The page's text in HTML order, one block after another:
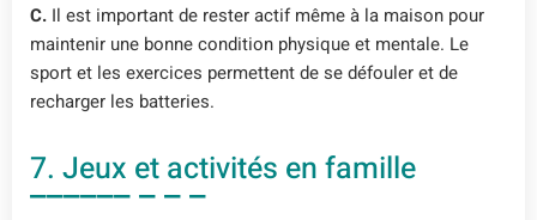
C. Il est important de rester actif même à la maison pour
maintenir une bonne condition physique et mentale. Le
sport et les exercices permettent de se défouler et de
recharger les batteries.
7. Jeux et activités en famille